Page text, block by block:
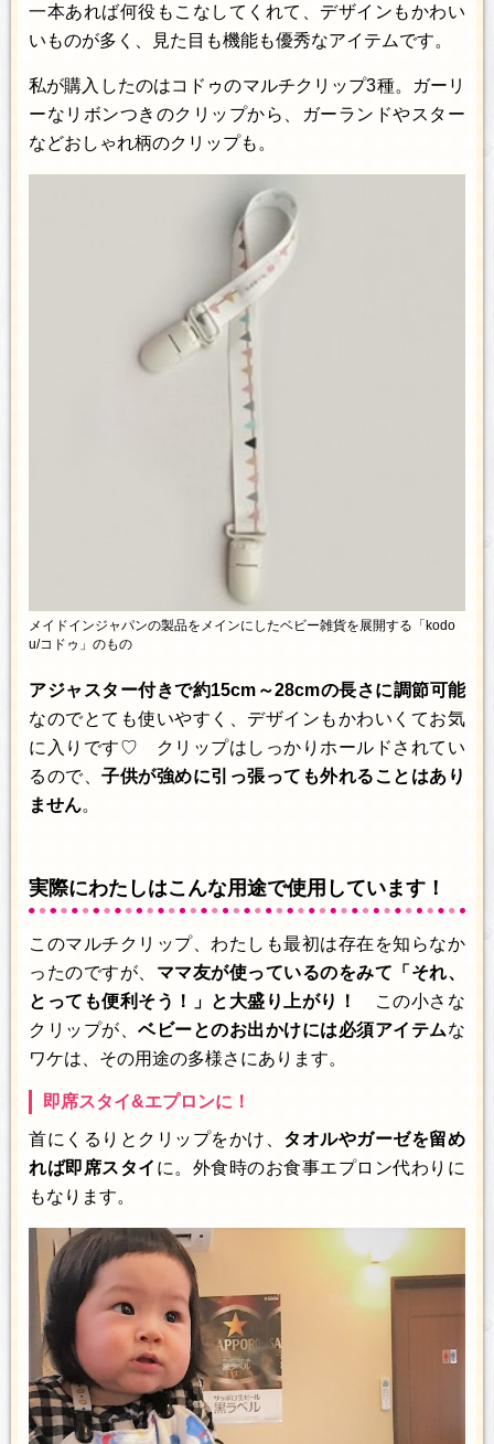
一本あれば何役もこなしてくれて、デザインもかわい
いものが多く、見た目も機能も優秀なアイテムです。
私が購入したのはコドゥのマルチクリップ3種。ガーリ
ーなリボンつきのクリップから、ガーランドやスター
などおしゃれ柄のクリップも。
メイドインジャパンの製品をメインにしたベビー雑貨を展開する「kodo
u/コドゥ」のもの
アジャスター付きで約15cm～28cmの長さに調節可能
なのでとても使いやすく、デザインもかわいくてお気
に入りです♡ クリップはしっかりホールドされてい
るので、子供が強めに引っ張っても外れることはあり
ません。
実際にわたしはこんな用途で使用しています！
このマルチクリップ、わたしも最初は存在を知らなか
ったのですが、 ママ友が使っているのをみて「それ、
とっても便利そう！」と大盛り上がり！
この小さな
クリップが、ベビーとのお出かけには必須アイテムな
ワケは、その用途の多様さにあります。
即席スタイ&エプロンに！
首にくるりとクリップをかけ、 タオルやガーゼを留め
れば即席スタイ に。外食時のお食事エプロン代わりに
もなります。